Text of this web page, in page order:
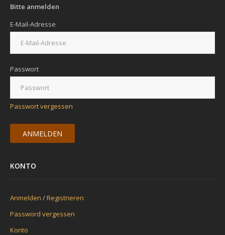
Bitte anmelden
E-Mail-Adresse
Passwort
Passwort vergessen
KONTO
Anmelden /Registrieren
Password vergessen
Konto